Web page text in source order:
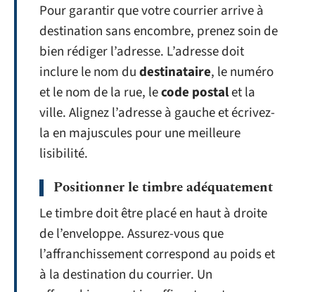
Pour garantir que votre courrier arrive à
destination sans encombre, prenez soin de
bien rédiger l’adresse. L’adresse doit
inclure le nom dudestinataire, le numéro
et le nom de la rue, lecode postalet la
ville. Alignez l’adresse à gauche et écrivez-
la en majuscules pour une meilleure
lisibilité.
Positionner le timbre adéquatement
Le timbre doit être placé en haut à droite
de l’enveloppe. Assurez-vous que
l’affranchissement correspond au poids et
à la destination du courrier. Un